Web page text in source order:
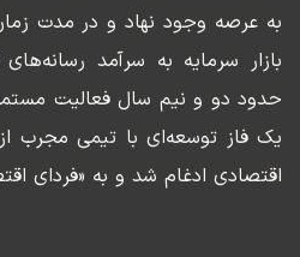
به عرصه وجود نهاد و در مدت
بازار سرمایه به سرآمد
یک فاز توسعه‌ای با تیمی مجرب از
اقتصادی ادغام شد و به «فردای